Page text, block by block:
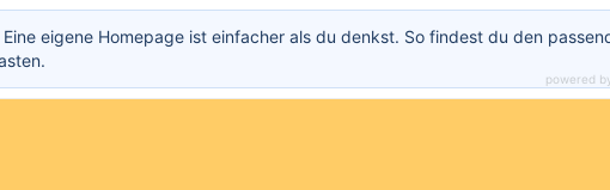
Eine eigene Homepage ist einfacher als du denkst. So findest du den
powered